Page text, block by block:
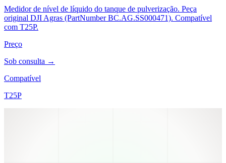
Medidor de nível de líquido do tanque de pulverização. Peça
original DJI Agras (PartNumber BC.AG.SS000471). Compatível
com T25P.
Preço
Sob consulta →
Compatível
T25P